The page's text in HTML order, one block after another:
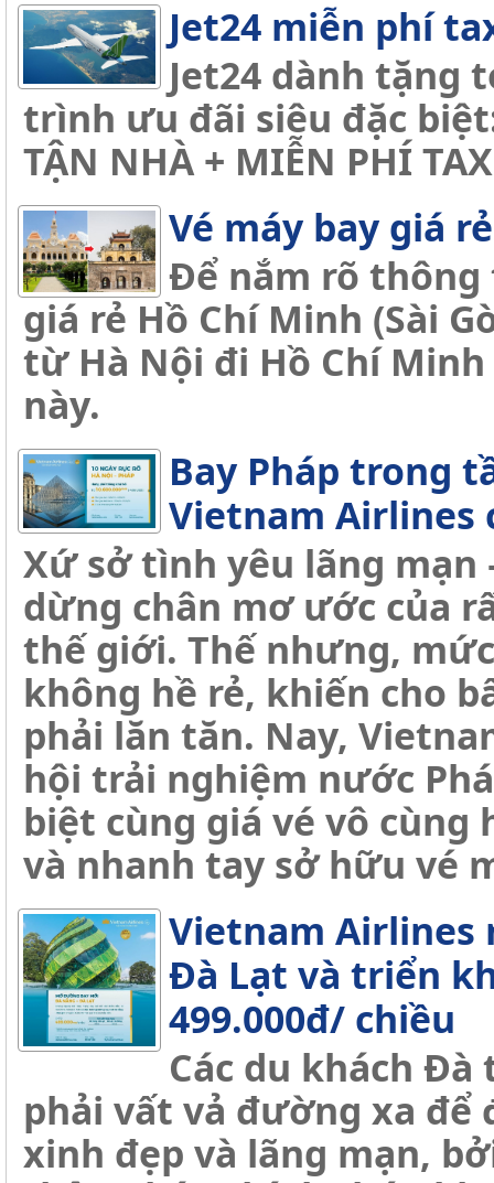
Jet24 miễn phí
Jet24 dành tặng
trình ưu đãi siêu đặc biệt:
TẬN NHÀ + MIỄN PHÍ
Vé máy bay giá
Để nắm rõ thông
giá rẻ Hồ Chí Minh (Sài
từ Hà Nội đi Hồ Chí
này.
Bay Pháp trong
Vietnam Airlines
Xứ sở tình yêu lãng mạn
dừng chân mơ ước của
thế giới. Thế nhưng,
không hề rẻ, khiến cho
phải lăn tăn. Nay,
hội trải nghiệm nước
biệt cùng giá vé vô cùng
và nhanh tay sở hữu vé
Vietnam Airlines
Đà Lạt và triển
499.000đ/ chiều
Các du khách
phải vất vả đường xa để
xinh đẹp và lãng mạn,